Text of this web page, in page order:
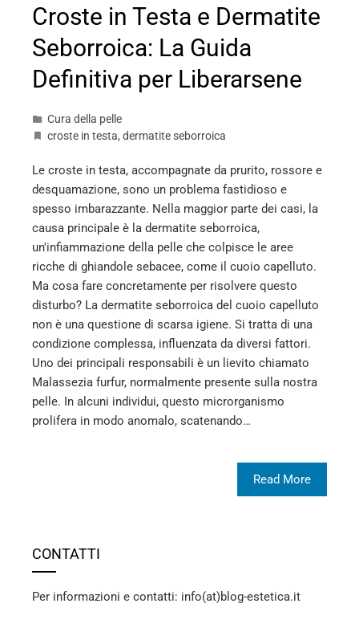
Croste in Testa e Dermatite
Seborroica: La Guida
Definitiva per Liberarsene
Cura della pelle
croste in testa, dermatite seborroica
Le croste in testa, accompagnate da prurito, rossore e
desquamazione, sono un problema fastidioso e
spesso imbarazzante. Nella maggior parte dei casi, la
causa principale è la dermatite seborroica,
un'infiammazione della pelle che colpisce le aree
ricche di ghiandole sebacee, come il cuoio capelluto.
Ma cosa fare concretamente per risolvere questo
disturbo? La dermatite seborroica del cuoio capelluto
non è una questione di scarsa igiene. Si tratta di una
condizione complessa, influenzata da diversi fattori.
Uno dei principali responsabili è un lievito chiamato
Malassezia furfur, normalmente presente sulla nostra
pelle. In alcuni individui, questo microrganismo
prolifera in modo anomalo, scatenando…
Read More
CONTATTI
Per informazioni e contatti: info(at)blog-estetica.it